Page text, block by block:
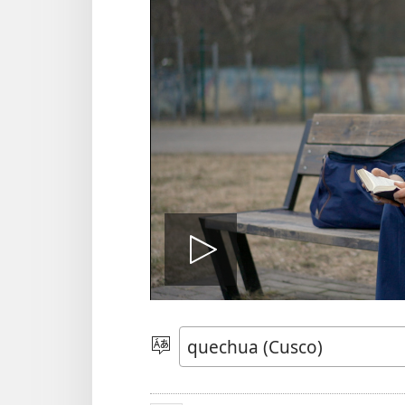
video
Rimasqayki
simita
akllanaykipaq